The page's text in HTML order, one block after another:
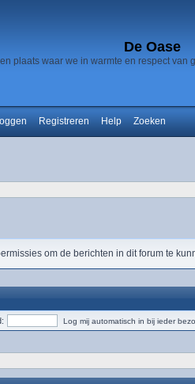
De Oase
plaats waar we in warmte en respect van
Registreren Help Zoeken
om de berichten in dit forum te
Log mij automatisch in bij ieder